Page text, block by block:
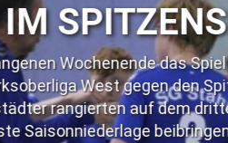
der Blankenburger
Spitzenreiter aus
Tabellenplatz
Kurzfristig